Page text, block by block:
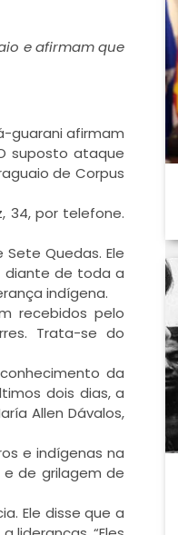
e afirmam que
guarani afirmam
suposto ataque
de Corpus
34, por telefone.
Quedas. Ele
diante de toda a
indígena.
recebidos pelo
Trata-se do
da
dois dias, a
Allen Dávalos,
e indígenas na
e de grilagem de
Ele disse que a